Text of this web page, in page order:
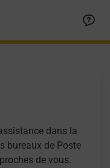
dans la
bureaux de Poste
de vous.